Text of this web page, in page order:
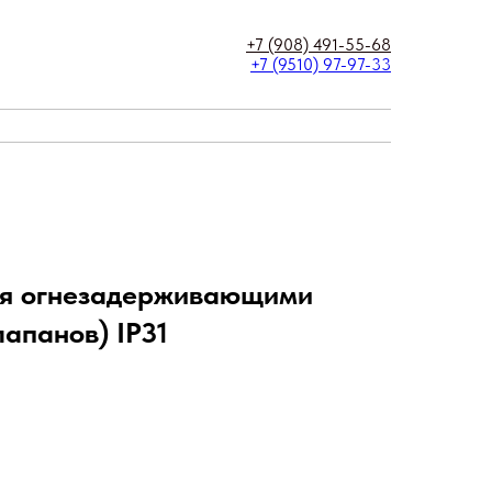
+7 (908) 491-55-68
+7 (9510) 97-97-33
огнезадерживающими
IP31